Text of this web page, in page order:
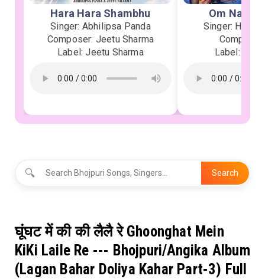
Hara Hara Shambhu
Singer: Abhilipsa Panda
Composer: Jeetu Sharma
Label: Jeetu Sharma
Om
Singer:
Label:
🔍 Search
घूंघट में की की लैलै रे Ghoonghat Mein
KiKi Laile Re --- Bhojpuri/Angika Album
(Lagan Bahar Doliya Kahar Part-3) Full